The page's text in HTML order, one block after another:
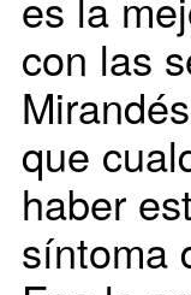
con las
que
haber
síntoma